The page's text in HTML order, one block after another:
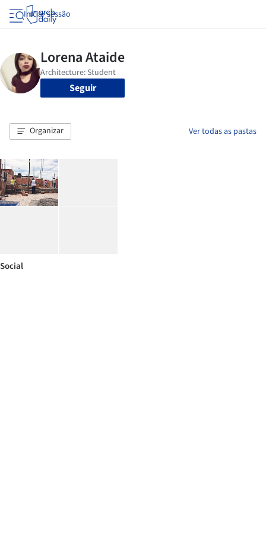
Iniciar sessão
Seguir
Organizar Ver todas as pastas
Social